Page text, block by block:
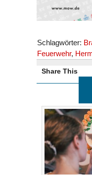
Schlagwörter:
Feuerwehr,
Share This